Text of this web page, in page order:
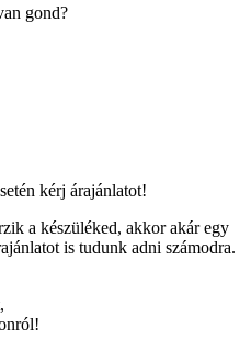
gond?
kérj árajánlatot!
a készüléked, akkor akár egy
is tudunk adni számodra.